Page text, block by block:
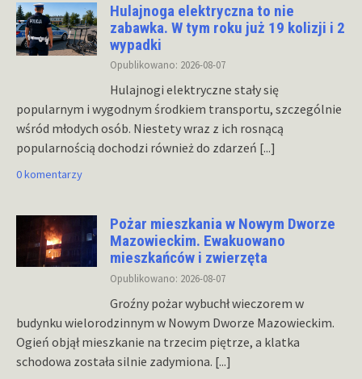
Hulajnoga elektryczna to nie
zabawka. W tym roku już 19 kolizji i 2
wypadki
Opublikowano: 2026-08-07
Hulajnogi elektryczne stały się
popularnym i wygodnym środkiem transportu, szczególnie
wśród młodych osób. Niestety wraz z ich rosnącą
popularnością dochodzi również do zdarzeń [...]
0 komentarzy
Pożar mieszkania w Nowym Dworze
Mazowieckim. Ewakuowano
mieszkańców i zwierzęta
Opublikowano: 2026-08-07
Groźny pożar wybuchł wieczorem w
budynku wielorodzinnym w Nowym Dworze Mazowieckim.
Ogień objął mieszkanie na trzecim piętrze, a klatka
schodowa została silnie zadymiona. [...]